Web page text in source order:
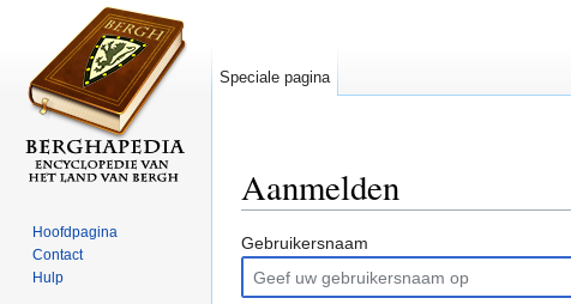
Aanmelden
Gebruikersnaam
Speciale pagina
Hoofdpagina
Contact
Hulp